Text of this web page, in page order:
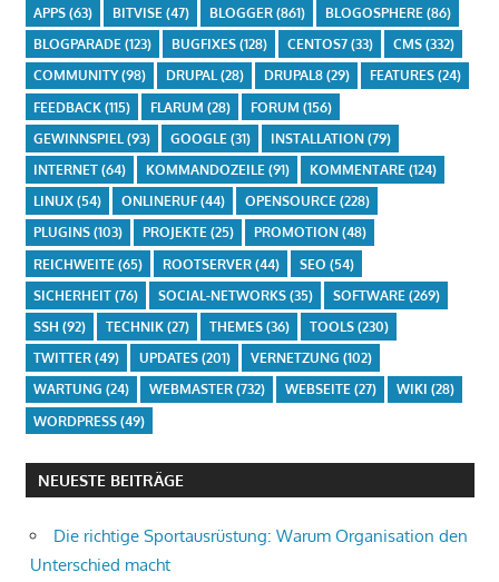
APPS(63) BITVISE(47) BLOGGER(861) BLOGOSPHERE(86)
BLOGPARADE(123) BUGFIXES(128) CENTOS7(33) CMS(332)
COMMUNITY(98) DRUPAL(28) DRUPAL8(29) FEATURES(24)
FEEDBACK(115) FLARUM (28) FORUM (156)
GEWINNSPIEL (93) GOOGLE (31) INSTALLATION(79)
INTERNET(64) KOMMANDOZEILE(91) KOMMENTARE(124)
LINUX(54) ONLINERUF(44) OPENSOURCE(228)
PLUGINS(103) PROJEKTE(25) PROMOTION(48)
REICHWEITE (65) ROOTSERVER(44) SEO (54)
SICHERHEIT(76) SOCIAL-NETWORKS(35) SOFTWARE (269)
SSH (92) TECHNIK(27) THEMES(36) TOOLS(230)
TWITTER(49) UPDATES(201) VERNETZUNG (102)
WARTUNG (24) WEBMASTER(732) WEBSEITE(27) WIKI (28)
WORDPRESS(49)
NEUESTE BEITRÄGE
Die richtige Sportausrüstung: Warum Organisation den
Unterschied macht